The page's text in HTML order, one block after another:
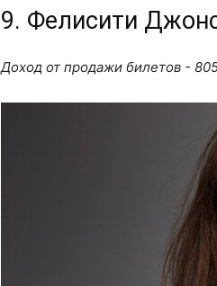
9. Фелисити
Доход от продажи билетов -